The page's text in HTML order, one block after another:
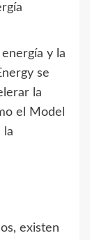
y la
se
la
el Model
la
existen